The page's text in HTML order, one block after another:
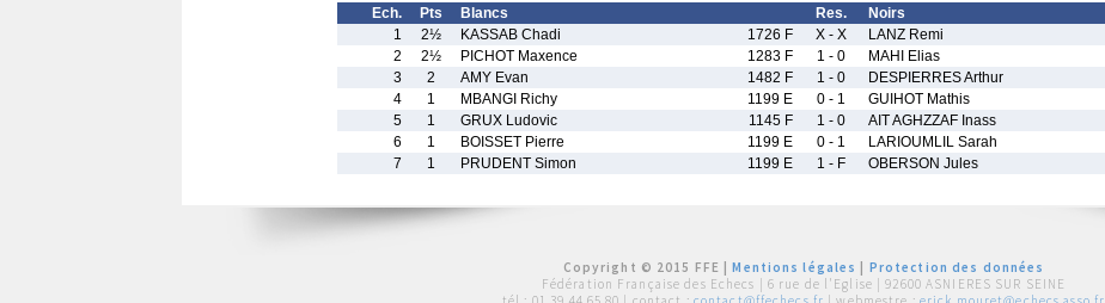
Ech. Pts Blancs Res. Noirs
1
2½ KASSAB Chadi 1726 F X - X LANZ Remi
2
2½ PICHOT Maxence 1283 F 1 - 0 MAHI Elias
3
2 AMY Evan 1482 F 1 - 0 DESPIERRES Arthur
4
1 MBANGI Richy 1199 E 0 - 1 GUIHOT Mathis
5
1 GRUX Ludovic 1145 F 1 - 0 AIT AGHZZAF Inass
6
1 BOISSET Pierre 1199 E 0 - 1 LARIOUMLIL Sarah
7
1 PRUDENT Simon 1199 E 1 - F OBERSON Jules
Copyright © 2015 FFE |Mentions légales
Protection des données
Fédération Française des Echecs | 6 rue de l'Eglise | 92600 ASNIERES SUR SEINE